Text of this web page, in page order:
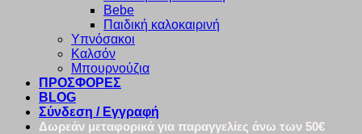
Bebe
Παιδική καλοκαιρινή
Υπνόσακοι
Καλσόν
Μπουρνούζια
ΠΡΟΣΦΟΡΕΣ
BLOG
Σύνδεση / Εγγραφή
Δωρεάν μεταφορικά για παραγγελίες άνω των 50€